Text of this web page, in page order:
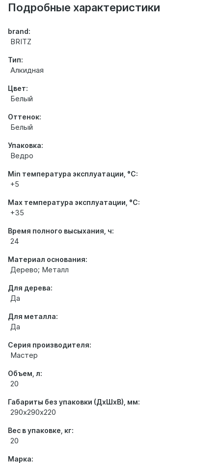
товаре
Подробные характеристики
brand:
BRITZ
Тип:
Алкидная
Цвет:
Белый
Оттенок:
Белый
Упаковка:
Ведро
Min температура эксплуатации, °С:
+5
Max температура эксплуатации, °С:
+35
Время полного высыхания, ч:
24
Материал основания:
Дерево; Металл
Для дерева:
Да
Для металла:
Да
Серия производителя:
Мастер
Объем, л:
20
Габариты без упаковки (ДхШхВ), мм:
290х290х220
Вес в упаковке, кг:
20
Марка: